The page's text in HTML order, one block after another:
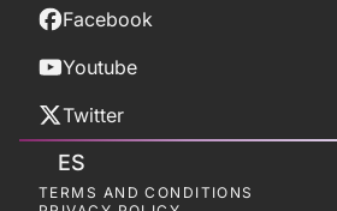
Facebook
Youtube
Twitter
ES
TERMS AND CONDITIONS